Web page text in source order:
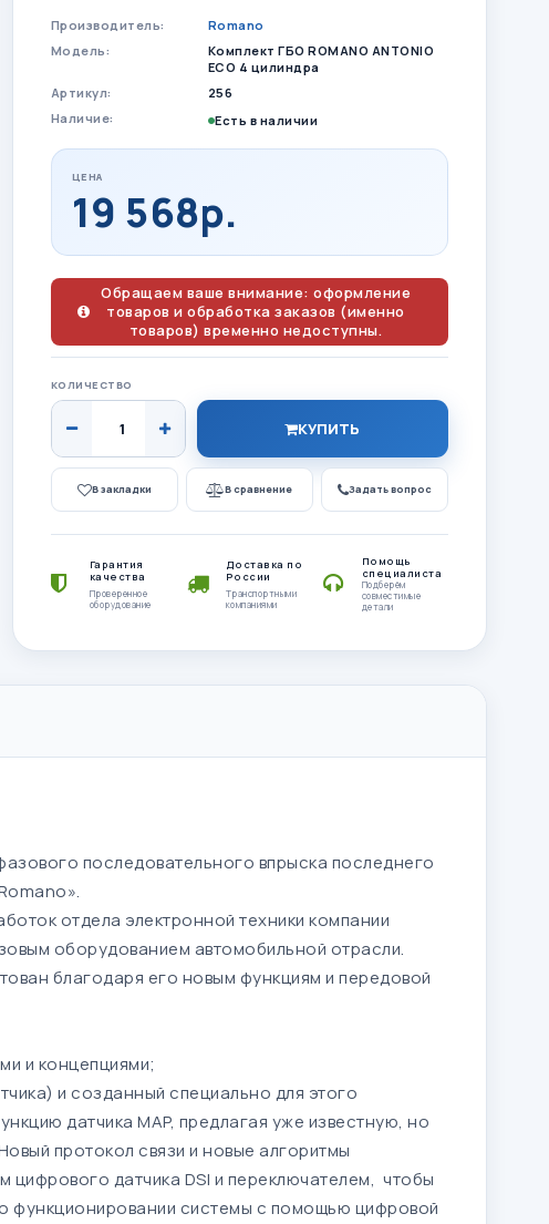
Производитель:
Romano
Модель:
Комплект ГБО ROMANO ANTONIO
ECO 4 цилиндра
Артикул:
256
Наличие:
Есть в наличии
ЦЕНА
19 568р.
Обращаем ваше внимание: оформление
товаров и обработка заказов (именно
товаров) временно недоступны.
КОЛИЧЕСТВО
КУПИТЬ
В закладки В сравнение Задать вопрос
Гарантия
качества
Проверенное
оборудование
Доставка по
России
Транспортными
компаниями
Помощь
специалиста
Подберём
совместимые
детали
последовательного впрыска последнего
отдела электронной техники компании
оборудованием автомобильной отрасли.
благодаря его новым функциям и передовой
и концепциями;
и созданный специально для этого
датчика MAP, предлагая уже известную, но
протокол связи и новые алгоритмы
датчика DSI и переключателем, чтобы
функционировании системы с помощью цифровой